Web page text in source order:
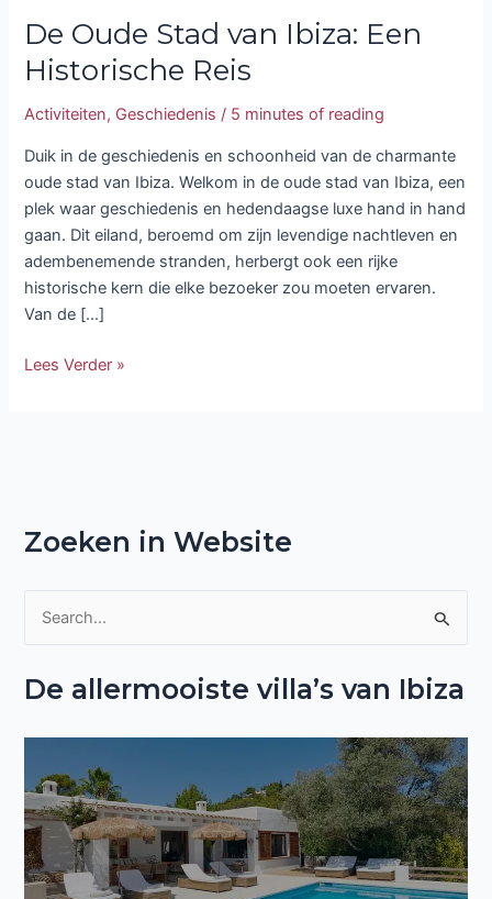
De Oude Stad van Ibiza: Een
Historische Reis
Activiteiten, Geschiedenis / 5 minutes of reading
Duik in de geschiedenis en schoonheid van de charmante
oude stad van Ibiza. Welkom in de oude stad van Ibiza, een
plek waar geschiedenis en hedendaagse luxe hand in hand
gaan. Dit eiland, beroemd om zijn levendige nachtleven en
adembenemende stranden, herbergt ook een rijke
historische kern die elke bezoeker zou moeten ervaren.
Van de […]
Lees Verder »
Zoeken in Website
e
a
r
:
De allermooiste villa’s van Ibiza